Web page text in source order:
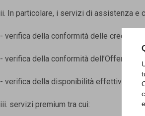
ii. In particolare, i servizi di assistenza e
- verifica della conformità delle
- verifica della conformità dell’Offerta e
- verifica della disponibilità effettiva del
iii. servizi premium tra cui: